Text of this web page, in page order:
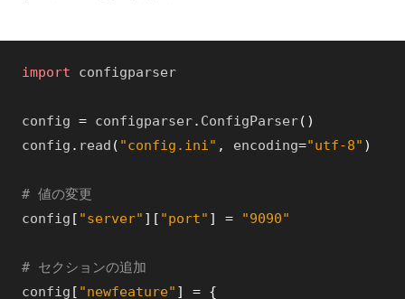
import configparser
config = configparser. ConfigParser( )
config . read ( "config.ini" , encoding="utf-8" )
# 値の変更
config [ "server" ] [ "port" ] = "9090"
# セクションの追加
config [ "newfeature" ] = {